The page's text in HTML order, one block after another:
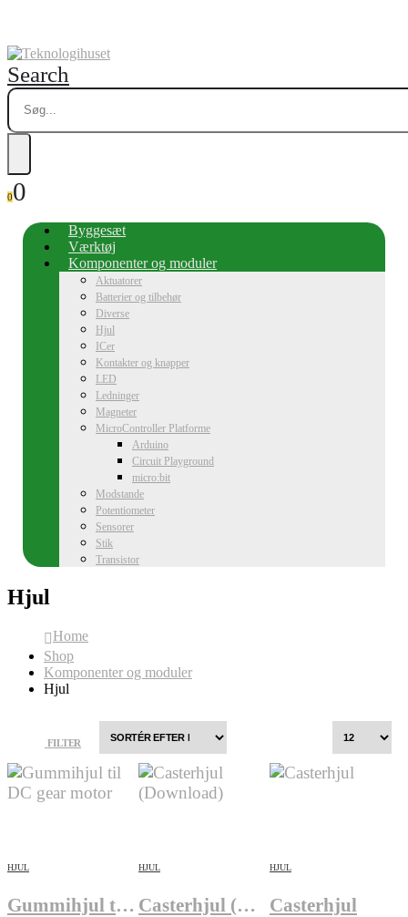
Search
00
Byggesæt
Værktøj
Komponenter og moduler
Aktuatorer
Batterier og tilbehør
Diverse
Hjul
ICer
Kontakter og knapper
LED
Ledninger
Magneter
MicroController Platforme
Arduino
Circuit Playground
micro:bit
Modstande
Potentiometer
Sensorer
Stik
Transistor
Hjul
Home
Shop
Komponenter og moduler
Hjul
FILTER
HJUL
Gummihjul til DC gear motor
HJUL
Casterhjul (Download)
HJUL
Casterhjul